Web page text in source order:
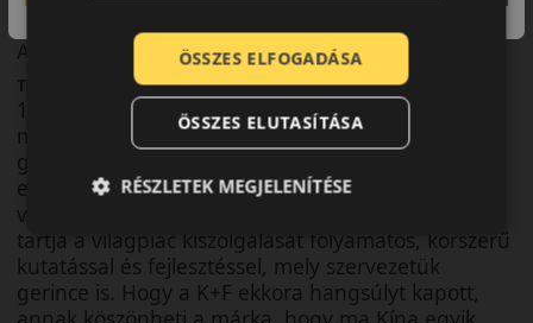
A márka
Triangle
1976-os alapítása óta a Triangle márka 40 éves
múltra tekint vissza, számos alkalmazásra gyárt
gumiabroncsokat. A Triangle fennállása óta
egyetlen célt tart szem előtt: mégpedig a globális
vevői igények kielégítését. Rendkívül fontosnak
tartja a világpiac kiszolgálását folyamatos, korszerű
kutatással és fejlesztéssel, mely szervezetük
gerince is. Hogy a K+F ekkora hangsúlyt kapott,
ÖSSZES ELFOGADÁSA
ÖSSZES ELUTASÍTÁSA
RÉSZLETEK MEGJELENÍTÉSE